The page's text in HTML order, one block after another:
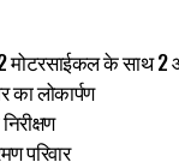
मोटरसाईकल के साथ 2
का लोकार्पण
परिवार